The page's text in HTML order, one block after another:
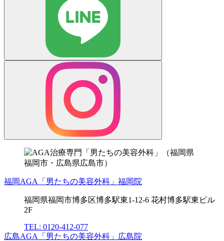
福岡AGA「男たちの美容外科」福岡院
福岡県福岡市博多区博多駅東1-12-6 花村博多駅東ビル
2F
TEL: 0120-412-077
広島AGA「男たちの美容外科」広島院